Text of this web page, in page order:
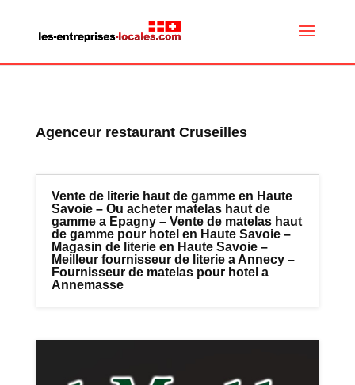
Agenceur restaurant Cruseilles
Vente de literie haut de gamme en Haute
Savoie – Ou acheter matelas haut de
gamme a Epagny – Vente de matelas haut
de gamme pour hotel en Haute Savoie –
Magasin de literie en Haute Savoie –
Meilleur fournisseur de literie a Annecy –
Fournisseur de matelas pour hotel a
Annemasse